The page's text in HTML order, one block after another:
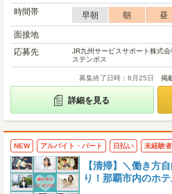
時間帯
早朝 朝 昼
面接地
応募先
JR九州サービスサポート株式
ステンボス
募集終了日時：8月25日 掲
詳細を見る
NEW アルバイト・パート 日払い 未経験
【清掃】＼働き方
り！那覇市内のホ